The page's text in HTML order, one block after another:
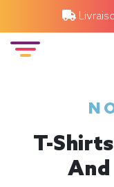
T-
And